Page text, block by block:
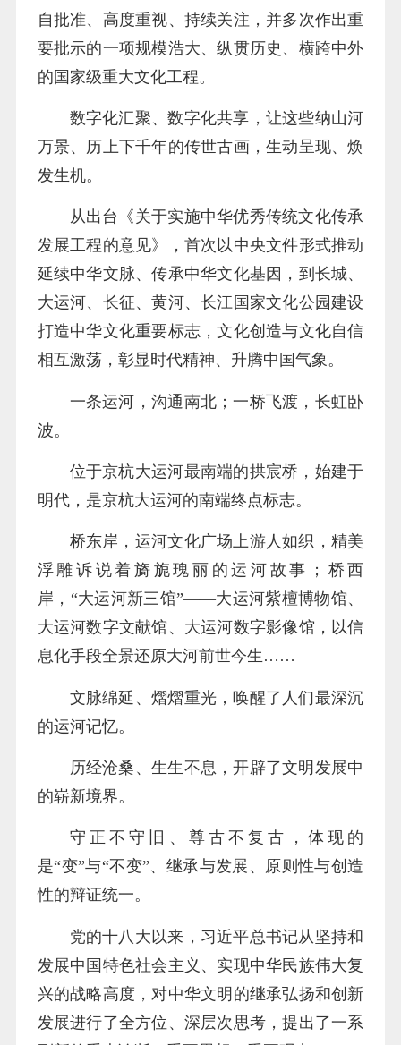
自批准、高度重视、持续关注，并多次作出重
要批示的一项规模浩大、纵贯历史、横跨中外
的国家级重大文化工程。
数字化汇聚、数字化共享，让这些纳山河
万景、历上下千年的传世古画，生动呈现、焕
发生机。
从出台《关于实施中华优秀传统文化传承
发展工程的意见》，首次以中央文件形式推动
延续中华文脉、传承中华文化基因，到长城、
大运河、长征、黄河、长江国家文化公园建设
打造中华文化重要标志，文化创造与文化自信
相互激荡，彰显时代精神、升腾中国气象。
一条运河，沟通南北；一桥飞渡，长虹卧
波。
位于京杭大运河最南端的拱宸桥，始建于
明代，是京杭大运河的南端终点标志。
桥东岸，运河文化广场上游人如织，精美
浮雕诉说着旖旎瑰丽的运河故事；桥西
岸，“大运河新三馆”——大运河紫檀博物馆、
大运河数字文献馆、大运河数字影像馆，以信
息化手段全景还原大河前世今生……
文脉绵延、熠熠重光，唤醒了人们最深沉
的运河记忆。
历经沧桑、生生不息，开辟了文明发展中
的崭新境界。
守正不守旧、尊古不复古，体现的
是“变”与“不变”、继承与发展、原则性与创造
性的辩证统一。
党的十八大以来，习近平总书记从坚持和
发展中国特色社会主义、实现中华民族伟大复
兴的战略高度，对中华文明的继承弘扬和创新
发展进行了全方位、深层次思考，提出了一系